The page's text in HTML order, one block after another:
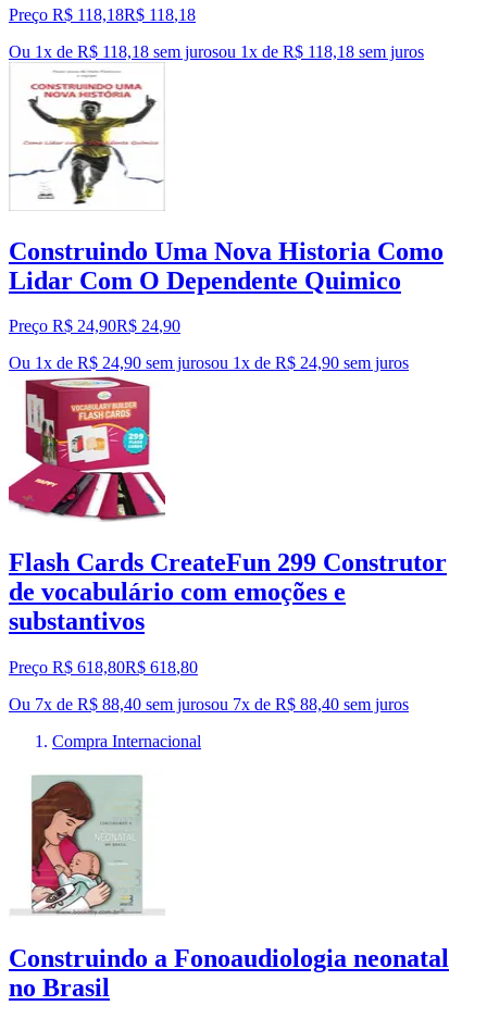
Preço R$ 118,18R$ 118,18
Ou 1x de R$ 118,18 sem jurosou 1x de R$ 118,18 sem juros
Construindo Uma Nova Historia Como
Lidar Com O Dependente Quimico
Preço R$ 24,90R$ 24,90
Ou 1x de R$ 24,90 sem jurosou 1x de R$ 24,90 sem juros
Flash Cards CreateFun 299 Construtor
de vocabulário com emoções e
substantivos
Preço R$ 618,80R$ 618,80
Ou 7x de R$ 88,40 sem jurosou 7x de R$ 88,40 sem juros
Compra Internacional
Construindo a Fonoaudiologia neonatal
no Brasil